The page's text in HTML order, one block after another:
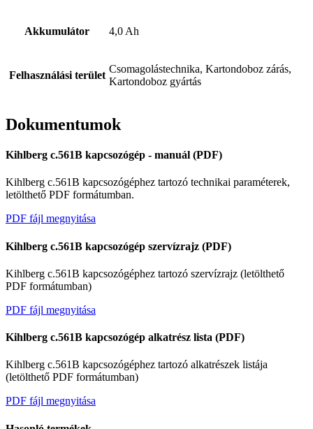
Akkumulátor 4,0 Ah
Felhasználási terület
Csomagolástechnika, Kartondoboz zárás,
Kartondoboz gyártás
Dokumentumok
Kihlberg c.561B kapcsozógép - manuál (PDF)
Kihlberg c.561B kapcsozógéphez tartozó technikai paraméterek,
letölthető PDF formátumban.
PDF fájl megnyitása
Kihlberg c.561B kapcsozógép szervízrajz (PDF)
Kihlberg c.561B kapcsozógéphez tartozó szervízrajz (letölthető
PDF formátumban)
PDF fájl megnyitása
Kihlberg c.561B kapcsozógép alkatrész lista (PDF)
Kihlberg c.561B kapcsozógéphez tartozó alkatrészek listája
(letölthető PDF formátumban)
PDF fájl megnyitása